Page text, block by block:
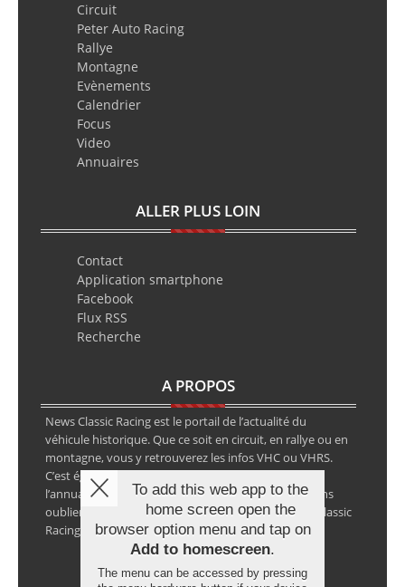
Circuit
Peter Auto Racing
Rallye
Montagne
Evènements
Calendrier
Focus
Video
Annuaires
ALLER PLUS LOIN
Contact
Application smartphone
Facebook
Flux RSS
Recherche
A PROPOS
News Classic Racing est le portail de l’actualité du
véhicule historique. Que ce soit en circuit, en rallye ou en
montagne, vous y retrouverez les infos VHC ou VHRS.
C’est également le calendrier des épreuves ainsi que
l’annuaire des spécialistes de la voiture ancienne, sans
oublier les petites annonces avec notre partenaire Classic
Racing Annonces.
To add this web app to the
home screen open the
browser option menu and tap on
Add to homescreen.
The menu can be accessed by pressing